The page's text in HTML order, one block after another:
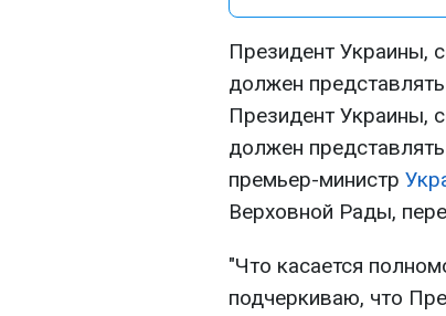
Президент Украины,
должен
Президент Украины,
должен
премьер-министр
Верховной Рады,
"Что касается
подчеркиваю, что